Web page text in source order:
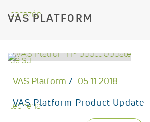
VAS PLATFORM
VAS Platform
05 11 2018
VAS Platform Product Update